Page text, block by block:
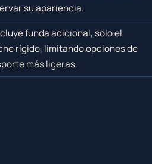
su apariencia.
funda adicional, solo el
rígido, limitando opciones de
más ligeras.